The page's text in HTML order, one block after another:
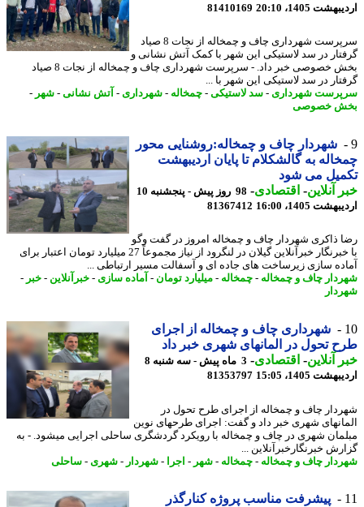
1405، 20:10
81410169
سرپرست شهرداری چاف و چمخاله از نجات 8 صیاد
در سد لاستیکی این شهر با کمک آتش نشانی و
بخش خصوصی خبر داد. - سرپرست شهرداری چاف و چمخاله از نجات 8 صیاد
در سد لاستیکی این شهر با ...
شهرداری- سد لاستیکی-چمخاله-شهرداری- آتش نشانی-شهر -
خصوصی
شهردار چاف و چمخاله:روشنایی محور
به گالشکلام تا پایان اردیبهشت
می شود
آنلاین-اقتصادی-
98 روز پیش - پنجشنبه 10
1405، 16:00
81367412
ذاکری شهردار چاف و چمخاله امروز در گفت وگو
با خبرنگار خبرآنلاین گیلان در لنگرود از نیاز مجموعاً 27 میلیارد تومان اعتبار برای
سازی زیرساخت های جاده ای و آسفالت مسیر ارتباطی ...
چاف و چمخاله-چمخاله-میلیارد تومان-آماده سازی- خبرآنلاین-خبر-
شهرداری چاف و چمخاله از اجرای
تحول در المانهای شهری خبر داد
آنلاین-اقتصادی-
3 ماه پیش - سه شنبه 8
1405، 15:05
81353797
چاف و چمخاله از اجرای طرح تحول در
شهری خبر داد و گفت: اجرای طرحهای نوین
شهری در چاف و چمخاله با رویکرد گردشگری ساحلی اجرایی میشود. - به
خبرنگارخبرآنلاین ...
چاف و چمخاله-چمخاله-شهر -اجرا -شهردار-شهری- ساحلی
پیشرفت مناسب پروژه کنارگذر